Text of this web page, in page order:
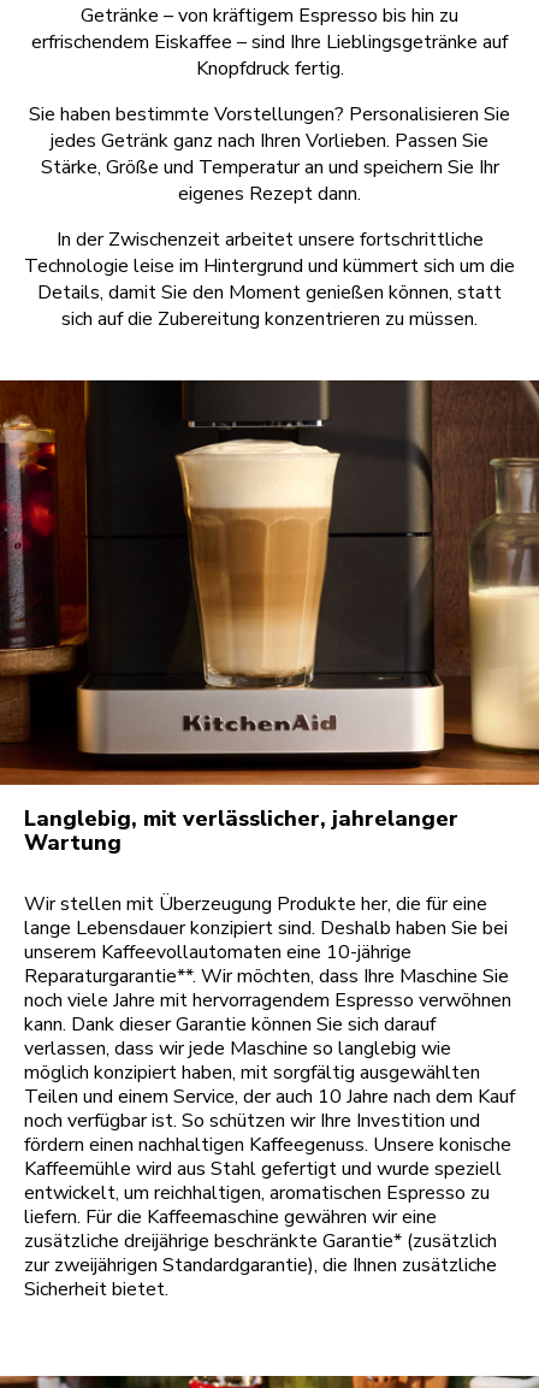
Getränke – von kräftigem Espresso bis hin zu
erfrischendem Eiskaffee – sind Ihre Lieblingsgetränke auf
Knopfdruck fertig.
Sie haben bestimmte Vorstellungen? Personalisieren Sie
jedes Getränk ganz nach Ihren Vorlieben. Passen Sie
Stärke, Größe und Temperatur an und speichern Sie Ihr
eigenes Rezept dann.
In der Zwischenzeit arbeitet unsere fortschrittliche
Technologie leise im Hintergrund und kümmert sich um die
Details, damit Sie den Moment genießen können, statt
sich auf die Zubereitung konzentrieren zu müssen.
Langlebig, mit verlässlicher, jahrelanger
Wartung
Wir stellen mit Überzeugung Produkte her, die für eine
lange Lebensdauer konzipiert sind. Deshalb haben Sie bei
unserem Kaffeevollautomaten eine 10-jährige
Reparaturgarantie**. Wir möchten, dass Ihre Maschine Sie
noch viele Jahre mit hervorragendem Espresso verwöhnen
kann. Dank dieser Garantie können Sie sich darauf
verlassen, dass wir jede Maschine so langlebig wie
möglich konzipiert haben, mit sorgfältig ausgewählten
Teilen und einem Service, der auch 10 Jahre nach dem Kauf
noch verfügbar ist. So schützen wir Ihre Investition und
fördern einen nachhaltigen Kaffeegenuss. Unsere konische
Kaffeemühle wird aus Stahl gefertigt und wurde speziell
entwickelt, um reichhaltigen, aromatischen Espresso zu
liefern. Für die Kaffeemaschine gewähren wir eine
zusätzliche dreijährige beschränkte Garantie* (zusätzlich
zur zweijährigen Standardgarantie), die Ihnen zusätzliche
Sicherheit bietet.